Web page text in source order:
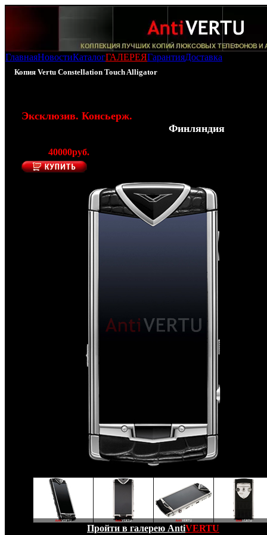
ГлавнаяНовостиКаталогГАЛЕРЕЯГарантияДоставка
Копия Vertu Constellation Touch Alligator
Эксклюзив. Консьерж.
Финляндия
40000руб.
Пройти в галерею AntiVERTU